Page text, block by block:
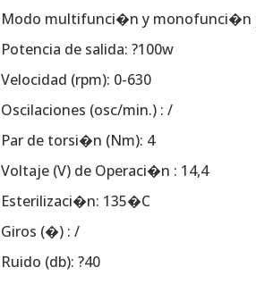
Modo multifunci�n y monofunci�n
Potencia de salida: ?100w
Velocidad (rpm): 0-630
Oscilaciones (osc/min.) : /
Par de torsi�n (Nm): 4
Voltaje (V) de Operaci�n : 14,4
Esterilizaci�n: 135�C
Giros (�) : /
Ruido (db): ?40